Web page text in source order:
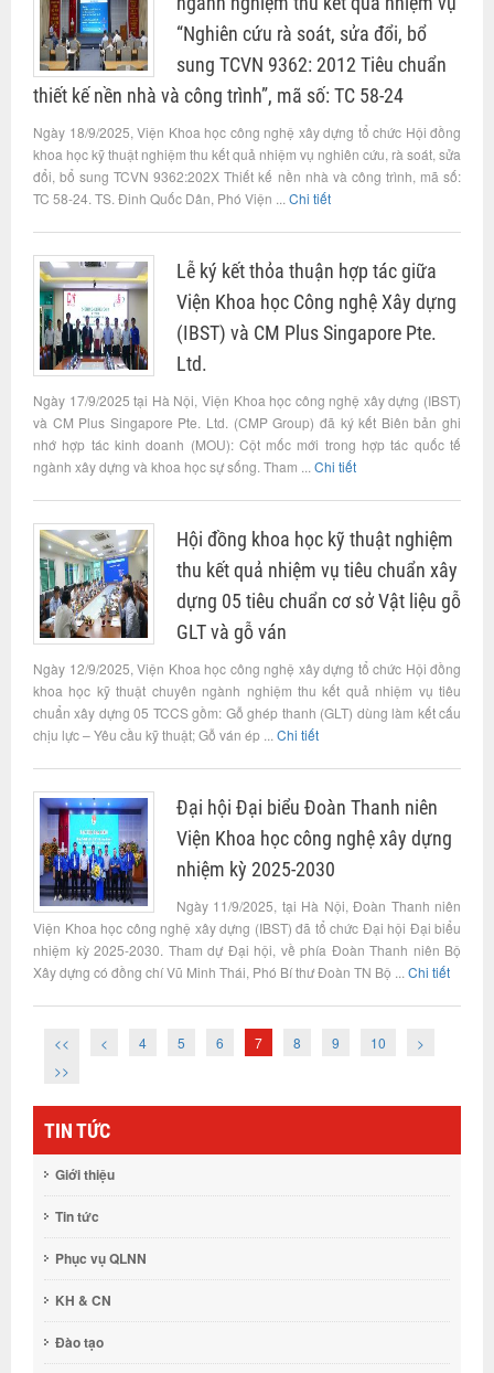
“Nghiên cứu rà soát, sửa đổi, bổ
sung TCVN 9362: 2012 Tiêu chuẩn
thiết kế nền nhà và công trình”, mã số: TC 58-24
Ngày 18/9/2025, Viện Khoa học công nghệ xây dựng tổ chức Hội đồng
khoa học kỹ thuật nghiệm thu kết quả nhiệm vụ nghiên cứu, rà soát, sửa
đổi, bổ sung TCVN 9362:202X Thiết kế nền nhà và công trình, mã số:
TC 58-24. TS. Đinh Quốc Dân, Phó Viện ... Chi tiết
Lễ ký kết thỏa thuận hợp tác giữa
Viện Khoa học Công nghệ Xây dựng
(IBST) và CM Plus Singapore Pte.
Ltd.
Ngày 17/9/2025 tại Hà Nội, Viện Khoa học công nghệ xây dựng (IBST)
và CM Plus Singapore Pte. Ltd. (CMP Group) đã ký kết Biên bản ghi
nhớ hợp tác kinh doanh (MOU): Cột mốc mới trong hợp tác quốc tế
ngành xây dựng và khoa học sự sống. Tham ... Chi tiết
Hội đồng khoa học kỹ thuật nghiệm
thu kết quả nhiệm vụ tiêu chuẩn xây
dựng 05 tiêu chuẩn cơ sở Vật liệu gỗ
GLT và gỗ ván
Ngày 12/9/2025, Viện Khoa học công nghệ xây dựng tổ chức Hội đồng
khoa học kỹ thuật chuyên ngành nghiệm thu kết quả nhiệm vụ tiêu
chuẩn xây dựng 05 TCCS gồm: Gỗ ghép thanh (GLT) dùng làm kết cấu
chịu lực – Yêu cầu kỹ thuật; Gỗ ván ép ... Chi tiết
Đại hội Đại biểu Đoàn Thanh niên
Viện Khoa học công nghệ xây dựng
nhiệm kỳ 2025-2030
Ngày 11/9/2025, tại Hà Nội, Đoàn Thanh niên
Viện Khoa học công nghệ xây dựng (IBST) đã tổ chức Đại hội Đại biểu
nhiệm kỳ 2025-2030. Tham dự Đại hội, về phía Đoàn Thanh niên Bộ
Xây dựng có đồng chí Vũ Minh Thái, Phó Bí thư Đoàn TN Bộ ... Chi tiết
<< < 4 5 6 7 8 9 10
>
>>
TIN TỨC
Giới thiệu
Tin tức
Phục vụ QLNN
KH & CN
Đào tạo